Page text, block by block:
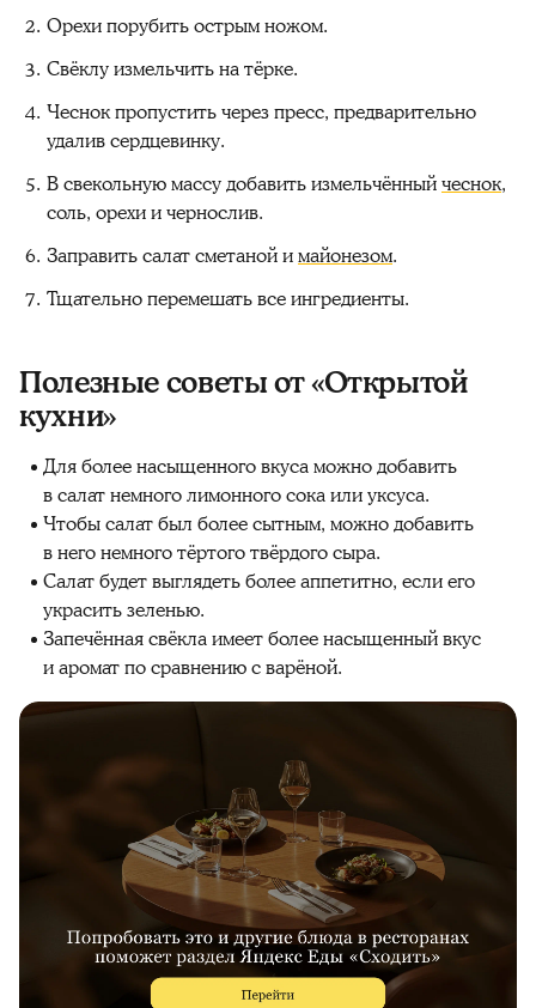
Орехи порубить острым ножом.
Свёклу измельчить на тёрке.
Чеснок пропустить через пресс, предварительно
удалив сердцевинку.
В свекольную массу добавить измельчённыйчеснок,
соль, орехи и чернослив.
Заправить салат сметаной имайонезом.
Тщательно перемешать все ингредиенты.
Полезные советы от «Открытой
кухни»
Для более насыщенного вкуса можно добавить
в салат немного лимонного сока или уксуса.
Чтобы салат был более сытным, можно добавить
в него немного тёртого твёрдого сыра.
Салат будет выглядеть более аппетитно, если его
украсить зеленью.
Запечённая свёкла имеет более насыщенный вкус
и аромат по сравнению с варёной.